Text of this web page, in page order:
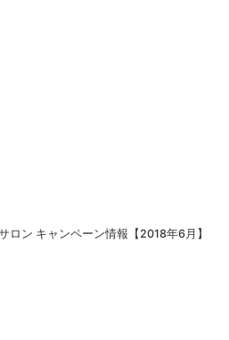
ロン キャンペーン情報【2018年6月】